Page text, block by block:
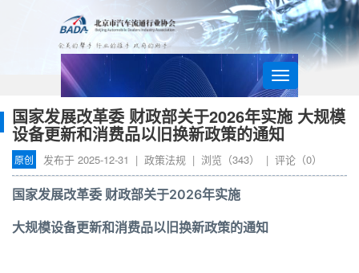
导
航
国家发展改革委 财政部关于2026年实施 大规模
设备更新和消费品以旧换新政策的通知
原创 发布于 2025-12-31 | 政策法规 | 浏览（343） | 评论（0）
国家发展改革委 财政部关于2026年实施
大规模设备更新和消费品以旧换新政策的通知